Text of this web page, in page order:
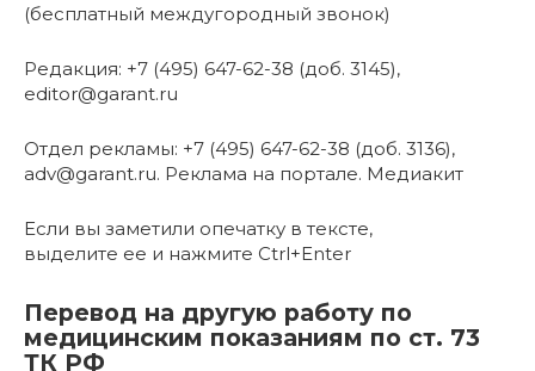
(бесплатный междугородный звонок)
Редакция: +7 (495) 647-62-38 (доб. 3145),
editor@garant.ru
Отдел рекламы: +7 (495) 647-62-38 (доб. 3136),
adv@garant.ru. Реклама на портале. Медиакит
Если вы заметили опечатку в тексте,
выделите ее и нажмите Ctrl+Enter
Перевод на другую работу по
медицинским показаниям по ст. 73
ТК РФ